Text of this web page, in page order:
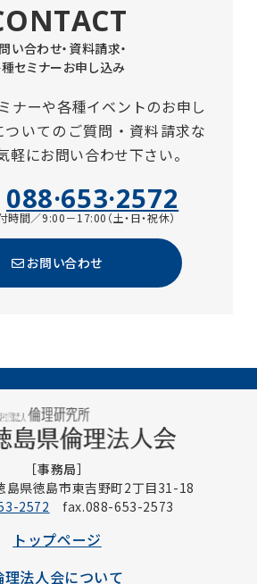
い合わせ・資料請求・
セミナーお申し込み
ナーや各種イベントのお申し
ついてのご質問・資料請求な
軽にお問い合わせ下さい。
088·653·2572
時間／9:00－17:00（土・日・祝休）
お問い合わせ
［事務局］
島県徳島市東吉野町2丁目31-18
2572 fax.088-653-2573
トップページ
理法人会について